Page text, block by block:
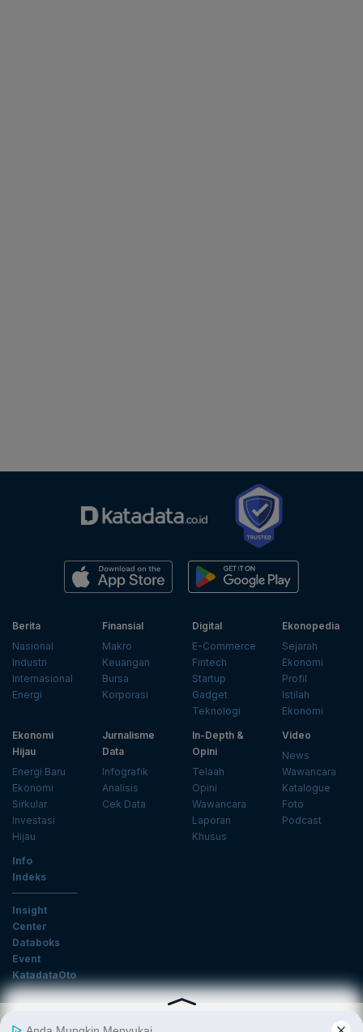
Berita
Nasional
Industri
Internasional
Energi
Finansial
Makro
Keuangan
Bursa
Korporasi
Digital
E-Commerce
Fintech
Startup
Gadget
Teknologi
Ekonopedia
Sejarah
Ekonomi
Profil
Istilah
Ekonomi
Ekonomi
Hijau
Energi Baru
Ekonomi
Sirkular
Investasi
Hijau
Jurnalisme
Data
Infografik
Analisis
Cek Data
In-Depth &
Opini
Telaah
Opini
Wawancara
Laporan
Khusus
Video
News
Wawancara
Katalogue
Foto
Podcast
Info
Indeks
Insight
Center
Databoks
Event
KatadataOto